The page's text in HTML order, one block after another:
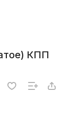
КПП